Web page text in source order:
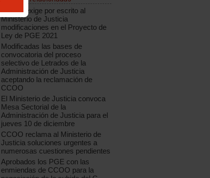
CCOO exige por escrito al
Ministerio de Justicia
modificaciones en el Proyecto de
Ley de PGE 2021
Modificadas las bases de
convocatoria del proceso
selectivo de Letrados de la
Administración de Justicia
aceptando la reclamación de
CCOO
El Ministerio de Justicia convoca
Mesa Sectorial de la
Administración de Justicia para el
jueves 10 de diciembre
CCOO reclama al Ministerio de
Justicia soluciones urgentes a
numerosas cuestiones pendientes
Aprobados los PGE con las
enmiendas de CCOO para la